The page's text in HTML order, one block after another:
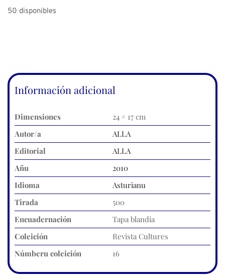
50 disponibles
Información adicional
Dimensiones
24 × 17 cm
Autor/a
ALLA
Editorial
ALLA
Añu
2010
Idioma
Asturianu
Tirada
500
Encuadernación
Tapa blandia
Coleición
Revista Cultures
Númberu coleición
16